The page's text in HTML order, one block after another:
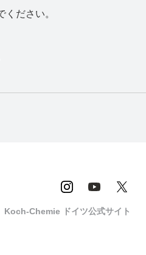
ださい。
Koch-Chemie ドイツ公式サイト